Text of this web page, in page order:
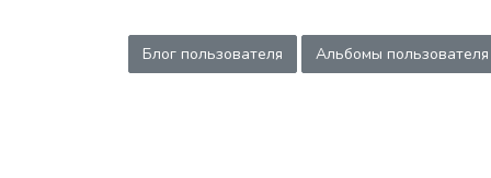
Блог пользователя Альбомы пользователя